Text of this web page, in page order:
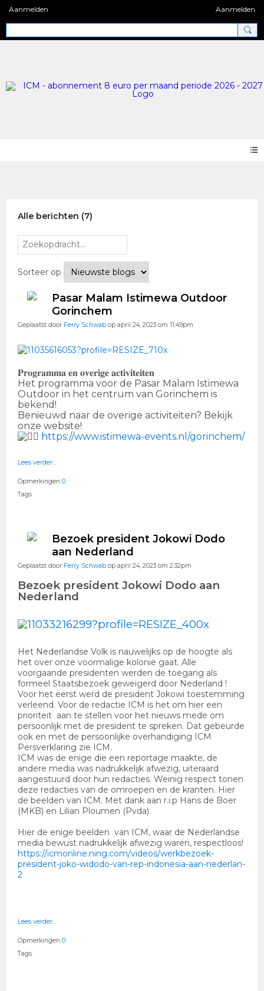
Aanmelden Aanmelden
Alle berichten (7)
Sorteer op
Pasar Malam Istimewa Outdoor
Gorinchem
Geplaatst door Ferry Schwab op april 24, 2023 om 11:49pm
𝐏𝐫𝐨𝐠𝐫𝐚𝐦𝐦𝐚 𝐞𝐧 𝐨𝐯𝐞𝐫𝐢𝐠𝐞 𝐚𝐜𝐭𝐢𝐯𝐢𝐭𝐞𝐢𝐭𝐞𝐧
Het programma voor de Pasar Malam Istimewa
Outdoor in het centrum van Gorinchem is
bekend!
Benieuwd naar de overige activiteiten? Bekijk
onze website!
https://www.istimewa-events.nl/gorinchem/
Lees verder…
Opmerkingen 0
Tags
Bezoek president Jokowi Dodo
aan Nederland
Geplaatst door Ferry Schwab op april 24, 2023 om 2:32pm
Bezoek president Jokowi Dodo aan
Nederland
Het Nederlandse Volk is nauwelijks op de hoogte als
het over onze voormalige kolonie gaat. Alle
voorgaande presidenten werden de toegang als
formeel Staatsbezoek geweigerd door Nederland !
Voor het eerst werd de president Jokowi toestemming
verleend. Voor de redactie ICM is het om hier een
prioriteit aan te stellen voor het nieuws mede om
persoonlijk met de president te spreken. Dat gebeurde
ook en met de persoonlijke overhandiging ICM
Persverklaring zie ICM.
ICM was de enige die een reportage maakte, de
andere media was nadrukkelijk afwezig, uiteraard
aangestuurd door hun redacties. Weinig respect tonen
deze redacties van de omroepen en de kranten. Hier
de beelden van ICM. Met dank aan r.i.p Hans de Boer
(MKB) en Lilian Ploumen (Pvda).
Hier de enige beelden van ICM, waar de Nederlandse
media bewust nadrukkelijk afwezig waren, respectloos!
https://icmonline.ning.com/videos/werkbezoek-
president-joko-widodo-van-rep-indonesia-aan-nederlan-
2
Lees verder…
Opmerkingen 0
Tags